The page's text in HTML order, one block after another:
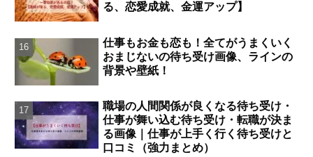
る、恋愛成就、金運アップ】
仕事もお金も恋も！全てがうまくいく
おまじないの待ち受け画像、ラインの
背景や壁紙！
職場の人間関係が良くなる待ち受け・
仕事が舞い込む待ち受け・転職が決ま
る画像｜仕事が上手く行く待ち受けと
口コミ（強力まとめ）